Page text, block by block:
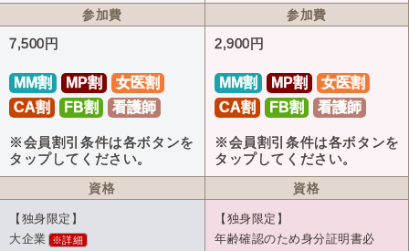
参加費
7,500円
MM割 MP割
女医割
CA割
FB割 看護師
※会員割引条件は各ボタンを
タップしてください。
資格
【独身限定】
大企業
※詳細
参加費
2,900円
MM割 MP割
女医割
CA割
FB割 看護師
※会員割引条件は各ボタンを
タップしてください。
資格
【独身限定】
年齢確認のため身分証明書必